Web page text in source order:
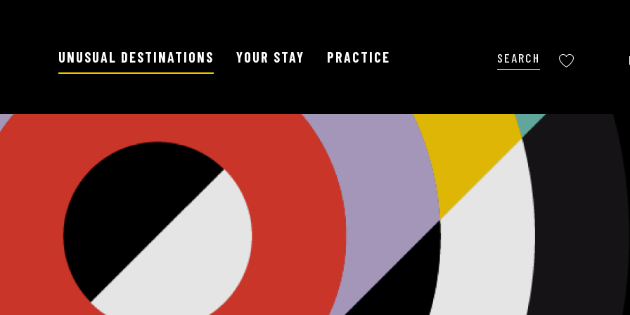
Search
UNUSUAL DESTINATIONS YOUR STAY PRACTICE